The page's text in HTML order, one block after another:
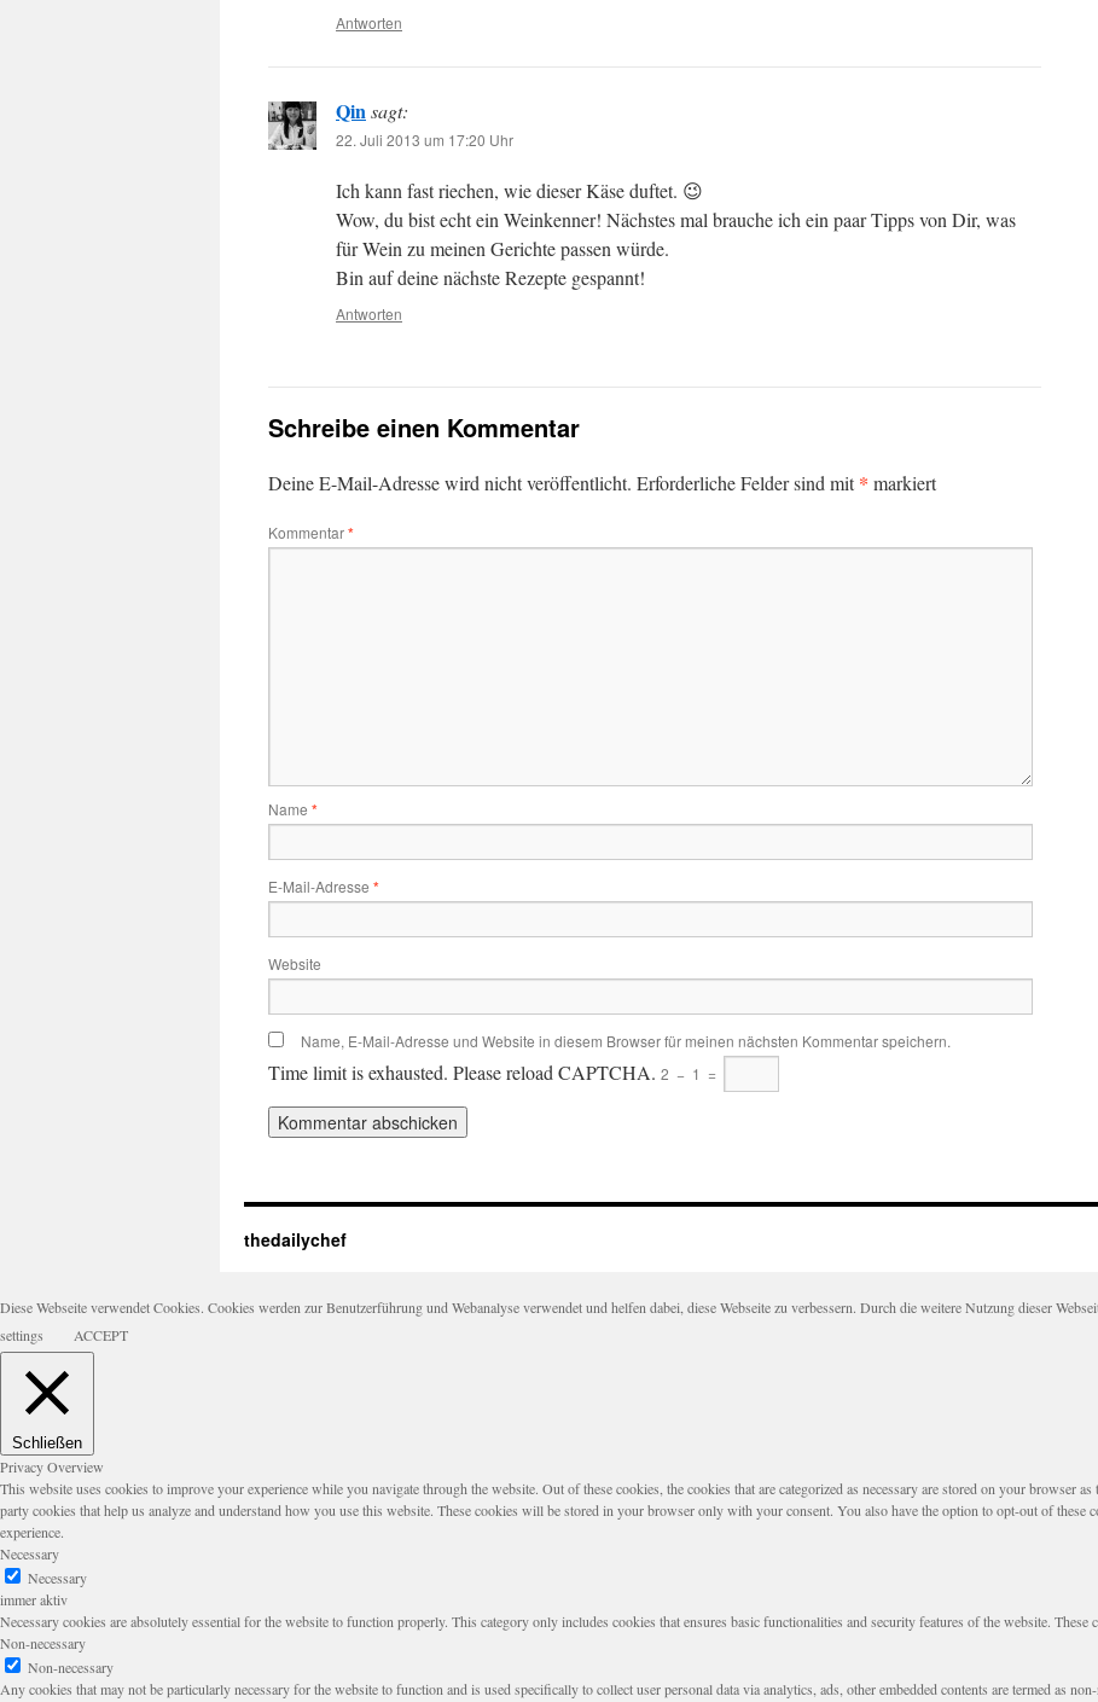
Antworten
Qinsagt:
22. Juli 2013 um 17:20 Uhr
Ich kann fast riechen, wie dieser Käse duftet. 😉
Wow, du bist echt ein Weinkenner! Nächstes mal brauche ich ein paar Tipps von Dir, was
für Wein zu meinen Gerichte passen würde.
Bin auf deine nächste Rezepte gespannt!
Antworten
Schreibe einen Kommentar
Deine E-Mail-Adresse wird nicht veröffentlicht. Erforderliche Felder sind mit* markiert
Kommentar*
Name *
E-Mail-Adresse *
Website
Name, E-Mail-Adresse und Website in diesem Browser für meinen nächsten Kommentar speichern.
Time limit is exhausted. Please reload CAPTCHA. 2 − 1 =
thedailychef
Diese Webseite verwendet Cookies. Cookies werden zur Benutzerführung und Webanalyse verwendet und helfen dabei, diese Webseite zu verbessern. Durch die weitere Nutzung dieser
settings
ACCEPT
Schließen
Privacy Overview
This website uses cookies to improve your experience while you navigate through the website. Out of these cookies, the cookies that are categorized as necessary are stored on your browser
party cookies that help us analyze and understand how you use this website. These cookies will be stored in your browser only with your consent. You also have the option to opt-out of
experience.
Necessary
Necessary
immer aktiv
Necessary cookies are absolutely essential for the website to function properly. This category only includes cookies that ensures basic functionalities and security features of the website.
Non-necessary
Non-necessary
Any cookies that may not be particularly necessary for the website to function and is used specifically to collect user personal data via analytics, ads, other embedded contents are termed as